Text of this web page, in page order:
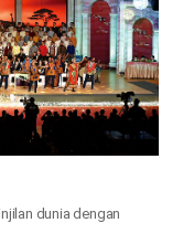
dunia dengan